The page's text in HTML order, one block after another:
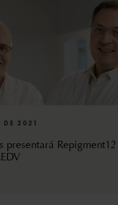
DE 2021
presentará